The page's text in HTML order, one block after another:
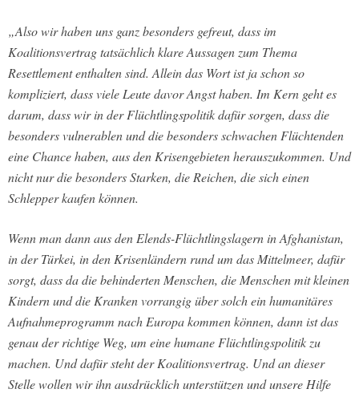
„Also wir haben uns ganz besonders gefreut, dass im
Koalitionsvertrag tatsächlich klare Aussagen zum Thema
Resettlement enthalten sind. Allein das Wort ist ja schon so
kompliziert, dass viele Leute davor Angst haben. Im Kern geht es
darum, dass wir in der Flüchtlingspolitik dafür sorgen, dass die
besonders vulnerablen und die besonders schwachen Flüchtenden
eine Chance haben, aus den Krisengebieten herauszukommen. Und
nicht nur die besonders Starken, die Reichen, die sich einen
Schlepper kaufen können.
Wenn man dann aus den Elends-Flüchtlingslagern in Afghanistan,
in der Türkei, in den Krisenländern rund um das Mittelmeer, dafür
sorgt, dass da die behinderten Menschen, die Menschen mit kleinen
Kindern und die Kranken vorrangig über solch ein humanitäres
Aufnahmeprogramm nach Europa kommen können, dann ist das
genau der richtige Weg, um eine humane Flüchtlingspolitik zu
machen. Und dafür steht der Koalitionsvertrag. Und an dieser
Stelle wollen wir ihn ausdrücklich unterstützen und unsere Hilfe